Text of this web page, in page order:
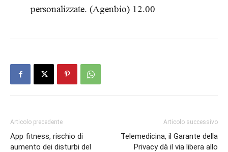
personalizzate. (Agenbio) 12.00
Articolo precedente
App fitness, rischio di
aumento dei disturbi del
Articolo successivo
Telemedicina, il Garante della
Privacy dà il via libera allo